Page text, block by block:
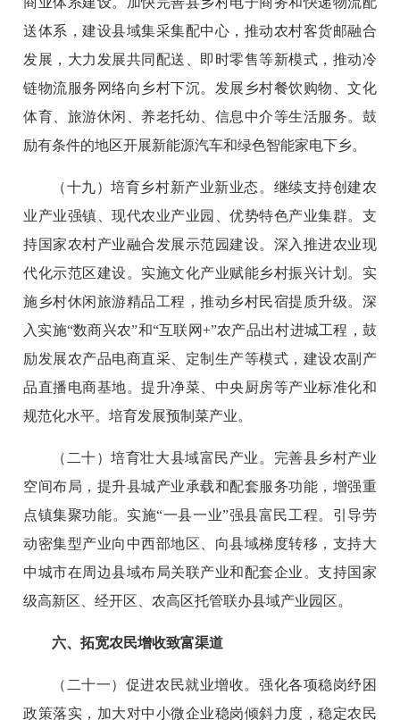
送体系，建设县域集采集配中心，推动农村客货邮融合
发展，大力发展共同配送、即时零售等新模式，推动冷
链物流服务网络向乡村下沉。发展乡村餐饮购物、文化
体育、旅游休闲、养老托幼、信息中介等生活服务。鼓
励有条件的地区开展新能源汽车和绿色智能家电下乡。
（十九）培育乡村新产业新业态。继续支持创建农
业产业强镇、现代农业产业园、优势特色产业集群。支
持国家农村产业融合发展示范园建设。深入推进农业现
代化示范区建设。实施文化产业赋能乡村振兴计划。实
施乡村休闲旅游精品工程，推动乡村民宿提质升级。深
入实施“数商兴农”和“互联网+”农产品出村进城工程，鼓
励发展农产品电商直采、定制生产等模式，建设农副产
品直播电商基地。提升净菜、中央厨房等产业标准化和
规范化水平。培育发展预制菜产业。
（二十）培育壮大县域富民产业。完善县乡村产业
空间布局，提升县城产业承载和配套服务功能，增强重
点镇集聚功能。实施“一县一业”强县富民工程。引导劳
动密集型产业向中西部地区、向县域梯度转移，支持大
中城市在周边县域布局关联产业和配套企业。支持国家
级高新区、经开区、农高区托管联办县域产业园区。
六、拓宽农民增收致富渠道
（二十一）促进农民就业增收。强化各项稳岗纾困
政策落实，加大对中小微企业稳岗倾斜力度，稳定农民